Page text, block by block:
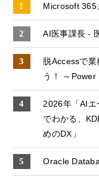
Microsoft 365
AI医事課長 -
脱Accessで業
う！ ～Power
2026年「AIエ
でわかる、
めのDX」
Oracle